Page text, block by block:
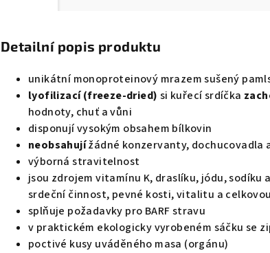
Detailní popis produktu
unikátní monoproteinový mrazem sušený
lyofilizací (freeze-dried) si kuřecí srdíčka
hodnoty, chuť a vůni
disponují vysokým obsahem bílkovin
neobsahujížádné konzervanty, dochucovadla
výborná stravitelnost
jsou zdrojem vitamínu K, draslíku, jódu,
srdeční činnost, pevné kosti, vitalitu a
splňuje požadavky pro BARF stravu
v praktickém ekologicky vyrobeném sáčku se
poctivé kusy uváděného masa (orgánu)